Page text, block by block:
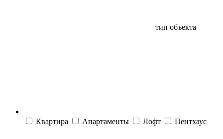
тип объекта
Квартира Апартаменты Лофт Пентхаус